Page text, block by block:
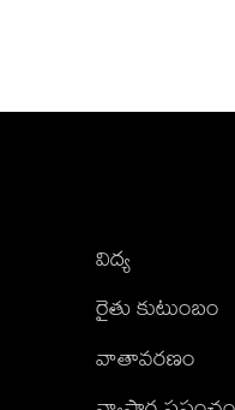
విద్య
రైతు కుటుంబం
వాతావరణం